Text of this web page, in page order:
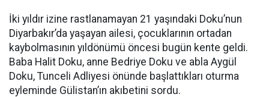
İki yıldır izine rastlanamayan 21 yaşındaki Doku’nun
Diyarbakır’da yaşayan ailesi, çocuklarının ortadan
kaybolmasının yıldönümü öncesi bugün kente geldi.
Baba Halit Doku, anne Bedriye Doku ve abla Aygül
Doku, Tunceli Adliyesi önünde başlattıkları oturma
eyleminde Gülistan’ın akıbetini sordu.